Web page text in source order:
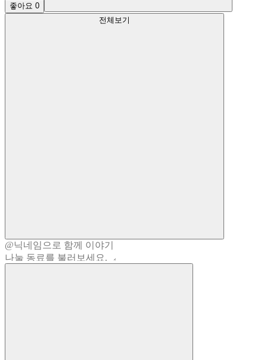
좋아요 0
전체보기